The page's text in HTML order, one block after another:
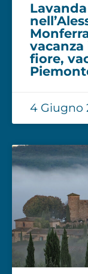
fiore,
4 Giugno